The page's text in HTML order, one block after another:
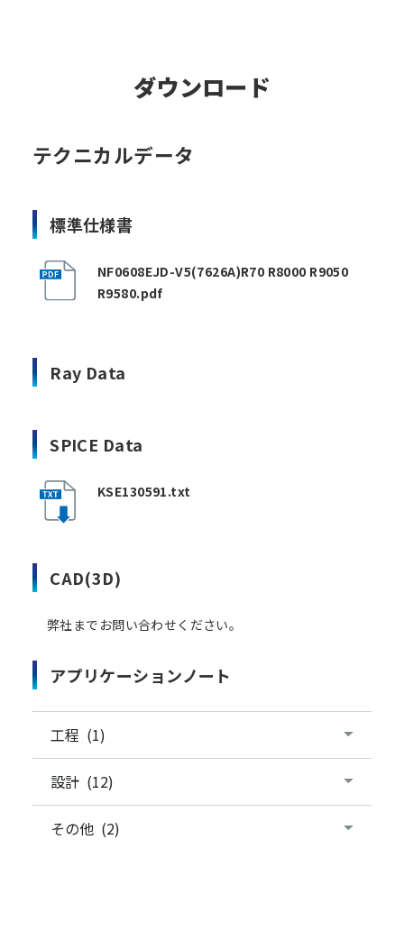
ダウンロード
テクニカルデータ
標準仕様書
NF0608EJD-V5(7626A)R70 R8000 R9050
R9580.pdf
Ray Data
SPICE Data
KSE130591.txt
CAD(3D)
弊社までお問い合わせください。
アプリケーションノート
工程 (1)
設計 (12)
その他 (2)